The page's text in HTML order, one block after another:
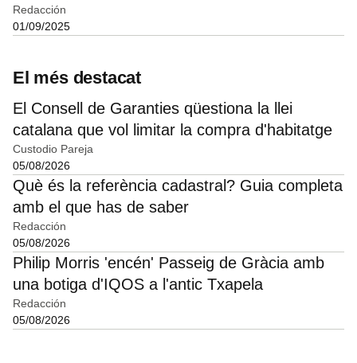
Redacción
01/09/2025
El més destacat
El Consell de Garanties qüestiona la llei
catalana que vol limitar la compra d'habitatge
Custodio Pareja
05/08/2026
Què és la referència cadastral? Guia completa
amb el que has de saber
Redacción
05/08/2026
Philip Morris 'encén' Passeig de Gràcia amb
una botiga d'IQOS a l'antic Txapela
Redacción
05/08/2026